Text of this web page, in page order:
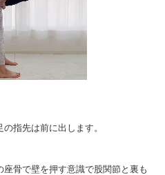
指先は前に出します。
骨で壁を押す意識で股関節と裏も